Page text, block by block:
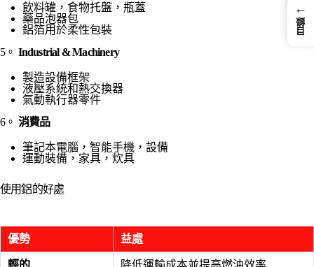
飲料罐，食物托盤，瓶蓋
藥品泡器包
鋁箔用於柔性包裝
5。 Industrial & Machinery
製造設備框架
液壓系統和熱交換器
氣動執行器零件
6。 消費品
筆記本電腦，智能手機，設備
運動裝備，家具，炊具
使用鋁的好處
優勢 益處
輕的 降低運輸成本並提高燃油效率
←
目錄